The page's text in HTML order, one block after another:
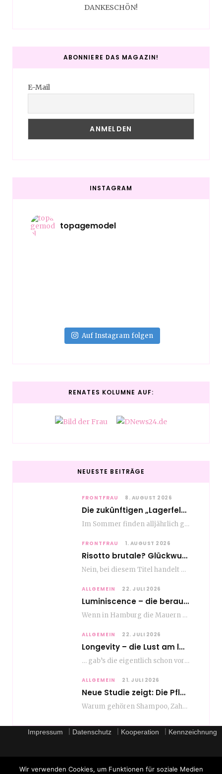
DANKESCHÖN!
ABONNIERE DAS MAGAZIN!
E-Mail
INSTAGRAM
topagemodel
Auf Instagram folgen
RENATES KOLUMNE AUF:
NEUESTE BEITRÄGE
FRONTFRAU 8. AUGUST 2026
Die zukünftigen „Lagerfelds“ – Fashion made in Hamburg
Im Sommer finden alljährlich gleich mehrere bemerkenswerte Modeveranstaltungen an Hochschulen für Modemanagement und Design in…
FRONTFRAU 1. AUGUST 2026
Risotto brutale? Glückwunsch Axel Milberg zum 70. Geburtstag
Nein, bei diesem Titel handelt es sich nicht um eine Kochshow, oder vielleicht doch etwas.…
ALLGEMEIN 22. JULI 2026
Luminiscence – die berauschende Macht von klingenden Bildern
Wenn in Hamburg die Mauern zu sprechen beginnen, dann ist es die unverwechselbare, tiefsonore Stimme…
ALLGEMEIN 22. JULI 2026
Longevity – die Lust am langen Leben
… gab’s die eigentlich schon vor Erfindung des ultimativen Trends? Keine Ahnung – ich glaube,…
ALLGEMEIN 21. JULI 2026
Neue Studie zeigt: Die Pflegeroutine gibt dem Alltag Struktur
Warum gehören Shampoo, Zahnpasta oder Gesichtscreme für die meisten Menschen in Europa ganz selbstverständlich zum…
Impressum Datenschutz Kooperation Kennzeichnung
Wir verwenden Cookies, um Funktionen für soziale Medien